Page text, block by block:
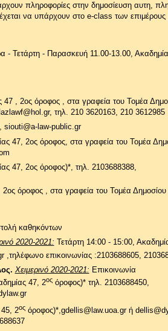
πληροφορίες στην δημοσίευση αυτη,
να υπάρχουν στο e-class των
- Τετάρτη - Παρασκευή 11.00-13.00,
47 , 2ος όροφος , στα γραφεία του Τομέα
τηλ. 210 3620163, 210 3612985
siouti@a-law-public.gr
47, 2ος όροφος, στα γραφεία του Τομέα
47, 2ος όροφος)*, τηλ. 2103688388,
όροφος , στα γραφεία του Τομέα Δημοσίου
καθηκόντων
2020-2021: Τετάρτη 14:00 - 15:00,
επικοινωνίας :2103688605,
Χειμερινό 2020-2021: Επικοινωνία
47, 2οςόροφος)* τηλ. 2103688450,
2οςόροφος)*,gdellis@law.uoa.grή